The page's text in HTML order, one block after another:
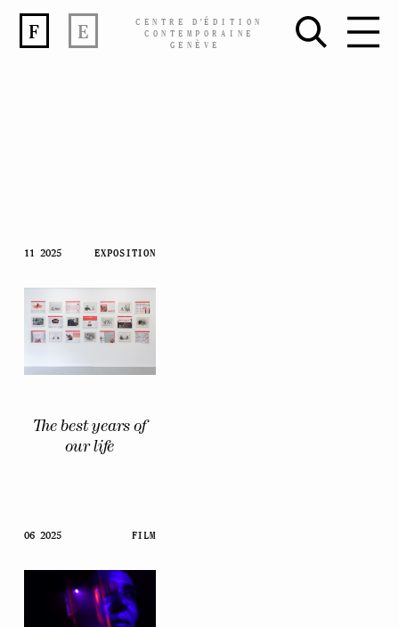
Skip
content
CENTRE D’ÉDITION
CONTEMPORAINE
GENÈVE
11 2025 EXPOSITION
The best years of
our life
06 2025 FILM
F E